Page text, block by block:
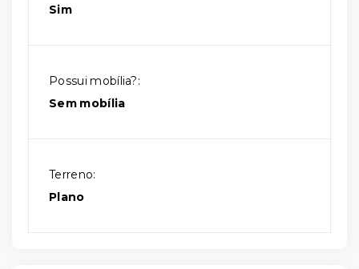
Sim
Possui mobília?:
Sem mobília
Terreno:
Plano